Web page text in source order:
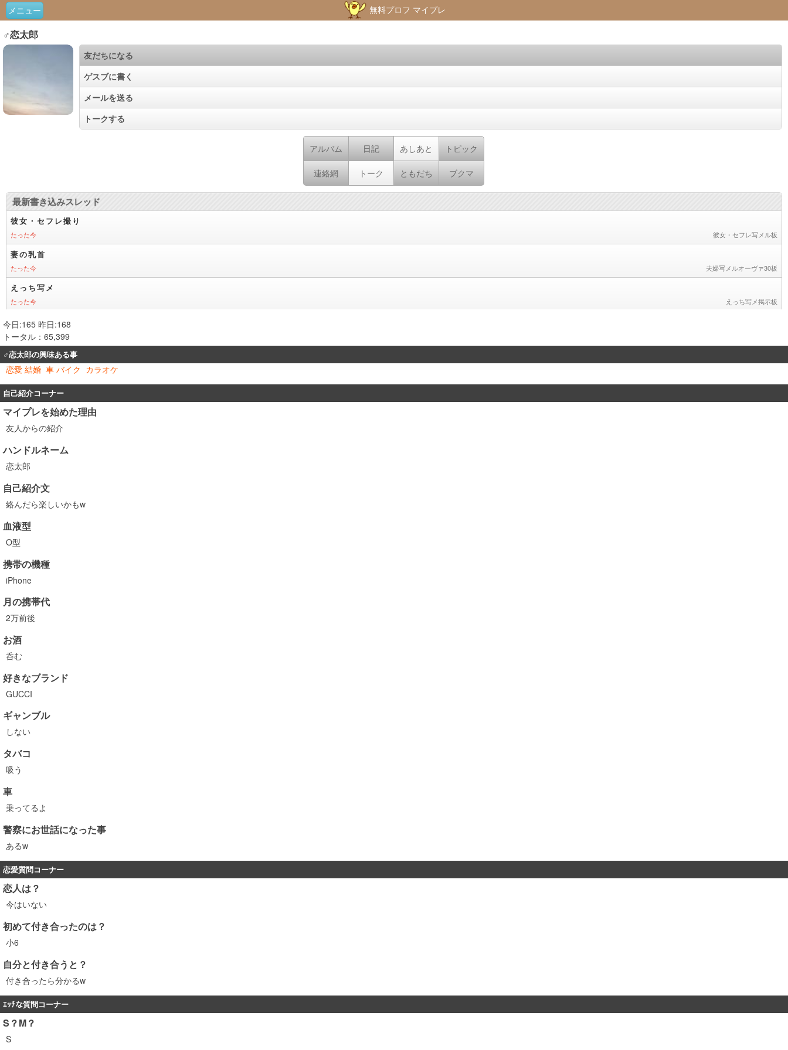
メニュー 無料プロフ マイプレ
♂恋太郎
友だちになる
ゲスブに書く
メールを送る
トークする
アルバム 日記 あしあと トピック
連絡網 トーク ともだち ブクマ
今日:165 昨日:168
トータル：65,399
♂恋太郎の興味ある事
恋愛 結婚 車 バイク カラオケ
自己紹介コーナー
マイプレを始めた理由
友人からの紹介
ハンドルネーム
恋太郎
自己紹介文
絡んだら楽しいかもw
血液型
O型
携帯の機種
iPhone
月の携帯代
2万前後
お酒
呑む
好きなブランド
GUCCI
ギャンブル
しない
タバコ
吸う
車
乗ってるよ
警察にお世話になった事
あるw
恋愛質問コーナー
恋人は？
今はいない
初めて付き合ったのは？
小6
自分と付き合うと？
付き合ったら分かるw
ｴｯﾁな質問コーナー
S？M？
S